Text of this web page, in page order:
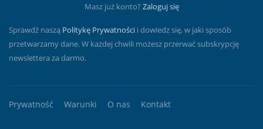
Masz już konto? Zaloguj się
Sprawdź naszą Politykę Prywatności i dowiedz się, w jaki sposób
przetwarzamy dane. W każdej chwili możesz przerwać subskrypcję
newslettera za darmo.
Prywatność Warunki O nas Kontakt